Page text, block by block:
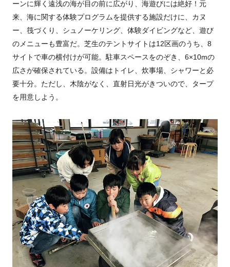
ーンに輝く遠浅の海が目の前に広がり、海遊びには絶好！元
来、海に関する体験プログラムを提供する施設だけに、カヌ
ー、筏づくり、シュノーケリング、体験ダイビングなど、遊び
のメニューも豊富だ。芝生のテントサイトは12区画のうち、8
サイトで車の横付けが可能。駐車スペースをのぞき、6×10mの
広さが確保されている。設備はトイレ、炊事場、シャワーと必
要十分。ただし、木陰がなく、直射日光がきついので、タープ
を用意しよう。